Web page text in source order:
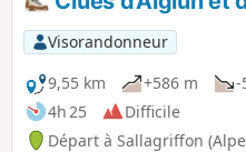
en passant par la montagne
Charamel et le village des
Visorandonneur
9,55 km
+586 m
-
4h 25
Difficile
Départ à Sallagriffon